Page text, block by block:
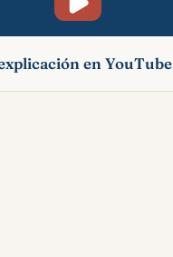
A+ en YouTube